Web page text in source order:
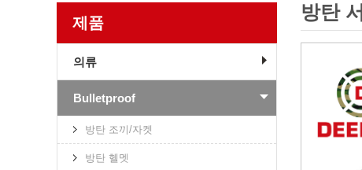
방탄
제품
의류
Bulletproof
방탄 조끼/자켓
방탄 헬멧